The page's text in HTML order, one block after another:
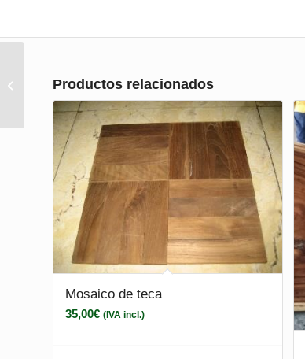
Productos relacionados
Mosaico de teca
35,00€ (IVA incl.)
N210077